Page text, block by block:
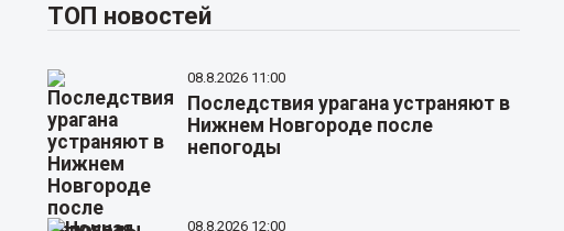
ТОП новостей
08.8.2026 11:00
Последствия урагана устраняют в
Нижнем Новгороде после
непогоды
08.8.2026 12:00